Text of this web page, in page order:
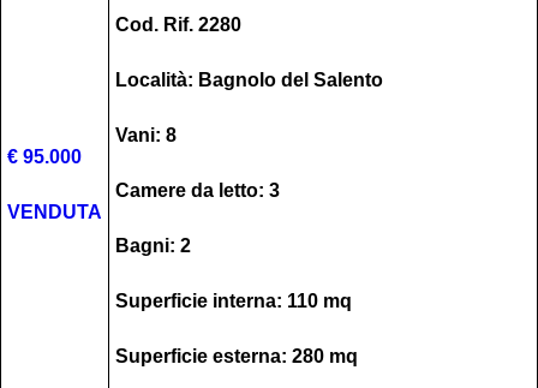
€ 95.000
VENDUTA
Cod. Rif. 2280
Località: Bagnolo del Salento
Vani: 8
Camere da letto: 3
Bagni: 2
Superficie interna: 110 mq
Superficie esterna: 280 mq